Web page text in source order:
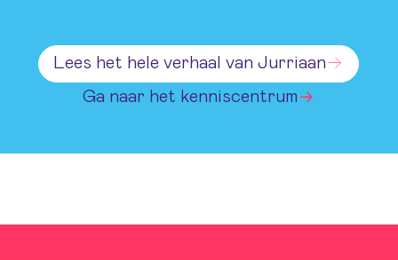
Lees het hele verhaal van Jurriaan
Ga naar het kenniscentrum